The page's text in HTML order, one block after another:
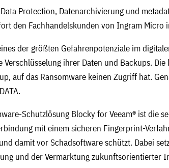
Protection, Datenarchivierung und
den Fachhandelskunden von Ingram Micro
der größten Gefahrenpotenziale im
Verschlüsselung ihrer Daten und Backups.
auf das Ransomware keinen Zugriff hat.
Schutzlösung Blocky for Veeam® ist die
mit einem sicheren Fingerprint-
damit vor Schadsoftware schützt. Dabei
und der Vermarktung zukunftsorientierter